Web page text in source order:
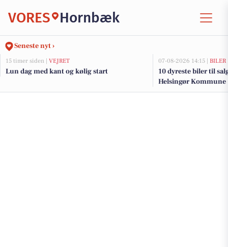
VORES Hornbæk
Seneste nyt ›
15 timer siden | VEJRET
Lun dag med kant og kølig start
07-08-2026 14:15 | BILER
10 dyreste biler til
Helsingør Kommune